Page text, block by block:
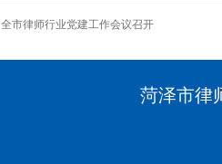
全市律师行业党建工作会议召开
菏泽市律